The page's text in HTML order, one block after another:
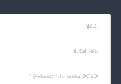
144
1.54 MB
19 de octubre de 2020